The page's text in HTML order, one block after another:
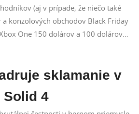
(aj v prípade, že niečo také
a konzolových obchodov Black Friday
One 150 dolárov a 100 dolárov…
sklamanie v
Solid 4